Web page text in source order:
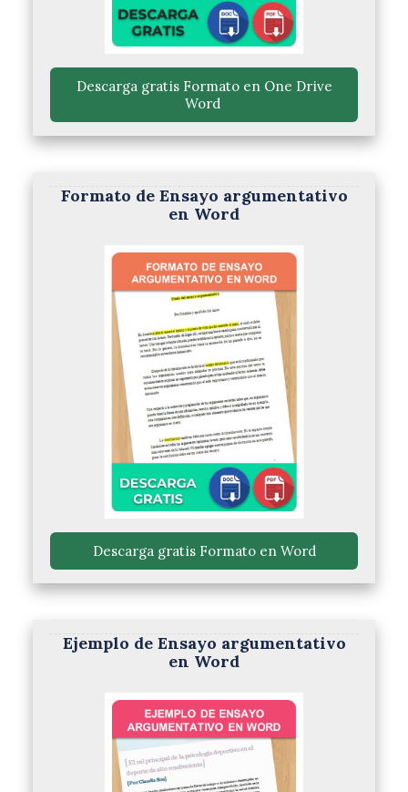
Word
Formato de Ensayo argumentativo
en Word
Descarga gratis Formato en Word
Ejemplo de Ensayo argumentativo
en Word